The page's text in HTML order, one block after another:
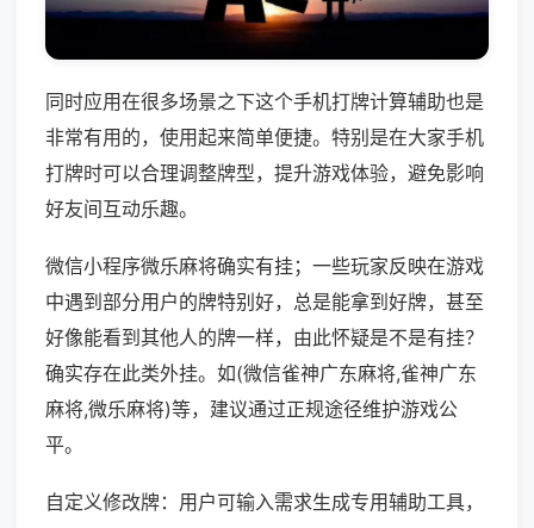
同时应用在很多场景之下这个手机打牌计算辅助也是
非常有用的，使用起来简单便捷。特别是在大家手机
打牌时可以合理调整牌型，提升游戏体验，避免影响
好友间互动乐趣。
微信小程序微乐麻将确实有挂；一些玩家反映在游戏
中遇到部分用户的牌特别好，总是能拿到好牌，甚至
好像能看到其他人的牌一样，由此怀疑是不是有挂？
确实存在此类外挂。如(微信雀神广东麻将,雀神广东
麻将,微乐麻将)等，建议通过正规途径维护游戏公
平。
自定义修改牌：用户可输入需求生成专用辅助工具，